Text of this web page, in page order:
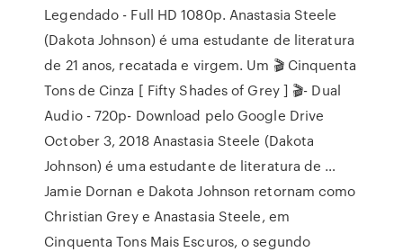
Legendado - Full HD 1080p. Anastasia Steele
(Dakota Johnson) é uma estudante de literatura
de 21 anos, recatada e virgem. Um 🎬 Cinquenta
Tons de Cinza [ Fifty Shades of Grey ] 🎬- Dual
Audio - 720p- Download pelo Google Drive
October 3, 2018 Anastasia Steele (Dakota
Johnson) é uma estudante de literatura de …
Jamie Dornan e Dakota Johnson retornam como
Christian Grey e Anastasia Steele, em
Cinquenta Tons Mais Escuros, o segundo